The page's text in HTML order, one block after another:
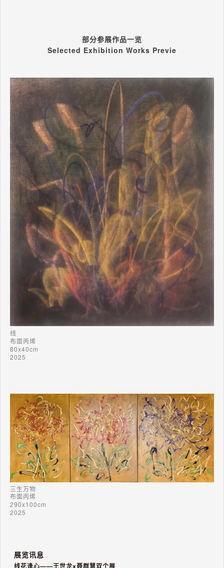
2021年7月14日，作品《新自由引导人民》参加法国驻成都总领事馆
法国国庆日庆祝酒会联展，成都
上）大展》
2021年5月28日香港国际授权展.云上中国内地馆项目线下展览,作品
《手的冥想》参加了创艺----国际艺术IP上海邀请展.
2021年10月23日,观念短片《22秒》秒参加许燎源现代设计艺术博物
馆--视觉剧场双年展,成都
2022年2月5---9日，作品《风尘》参加印度国际水彩协会印度双年展-
--新德里AIFASC
2022年3月21日0--30日，作品《晨露》《面具》参加法国左岸美院画
廊etinne de causans画廊《艺术的语言》展览，巴黎
2022年4月9日，作品《痴》入选她艺术.第三回展，阅甫美术馆，柳
2022年4月28日--5月28日《风中玫瑰》个展，温江五月玫瑰庄园，成
2022年5月4日--14日，作品《water》,参加阿尔巴尼亚国际当代艺术
节，阿尔巴尼亚
2023年4月1日，《春风化雨》参加上海北外滩艺术空间（新概念艺术
2023年7月6日--9月9日，《夏日多巴胺》个展，糖心花礼，青岛
2024年4月5日--4月7日，《洇》参加法国巴黎卢浮宫卡鲁塞尔展厅
《和光》当代艺术展，巴黎
2024年.5月作品《蕊》入选“世界的缝隙”第二届AAIPA国际抽象艺术
展，保定华中美术馆
2024.年9月28日，北京电影学院表现与抽象艺术高研班《非具象研究
展》，宋庄宋客空间，北京
2024年10月26日-2024年11.11日，“哌”艺术（第二回）---多巴胺之
间，宋庄环岛艺术馆，北京
2025年1月3日，《我是聂隐娘》《午夜的TANGO》参加《走过》国
部分参展作品一览
Selected Exhibition Works Previe
线
布面丙烯
80x40cm
2025
三生万物
布面丙烯
290x100cm
2025
展览讯息
线花逢心——王世龙x聂群慧双个展